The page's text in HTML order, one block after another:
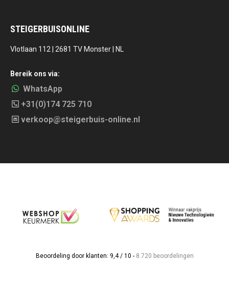
STEIGERBUISONLINE
Vlotlaan 112 | 2681 TV Monster | NL
Bereik ons via:
WhatsApp
+31(0)174 725 710
verkoop@steigerbuis-online.nl
Beoordeling door klanten: 9,4 / 10 - 8.720 beoordelingen